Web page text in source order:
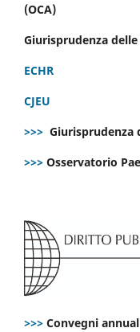
(OCA)
Giurisprudenza
ECHR
CJEU
>>> Giurisprudenza
>>> Osservatorio
>>> Convegni